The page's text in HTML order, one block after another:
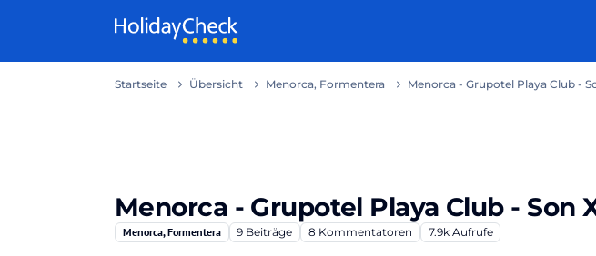
Startseite Übersicht Menorca, Formentera Menorca - Grupotel Playa Club -
Menorca - Grupotel Playa Club - Son
Menorca, Formentera 9 Beiträge 8 Kommentatoren 7.9k Aufrufe